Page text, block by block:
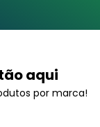
aqui
por marca!